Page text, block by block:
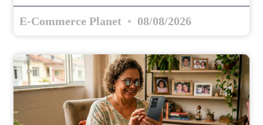
E-Commerce Planet 08/08/2026